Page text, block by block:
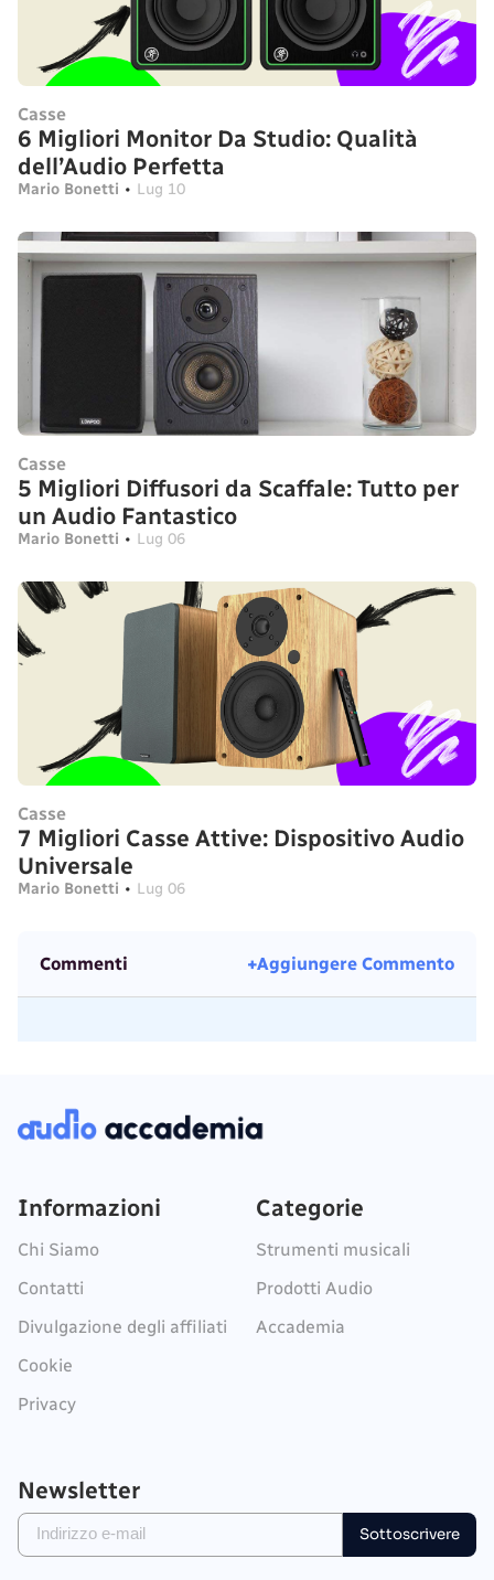
Casse
6 Migliori Monitor Da Studio: Qualità
dell’Audio Perfetta
Mario Bonetti • Lug 10
Casse
5 Migliori Diffusori da Scaffale: Tutto per
un Audio Fantastico
Mario Bonetti • Lug 06
Casse
7 Migliori Casse Attive: Dispositivo Audio
Universale
Mario Bonetti • Lug 06
Commenti +Aggiungere Commento
Newsletter
Sottoscrivere
Informazioni
Chi Siamo
Contatti
Divulgazione degli affiliati
Cookie
Privacy
Categorie
Strumenti musicali
Prodotti Audio
Accademia